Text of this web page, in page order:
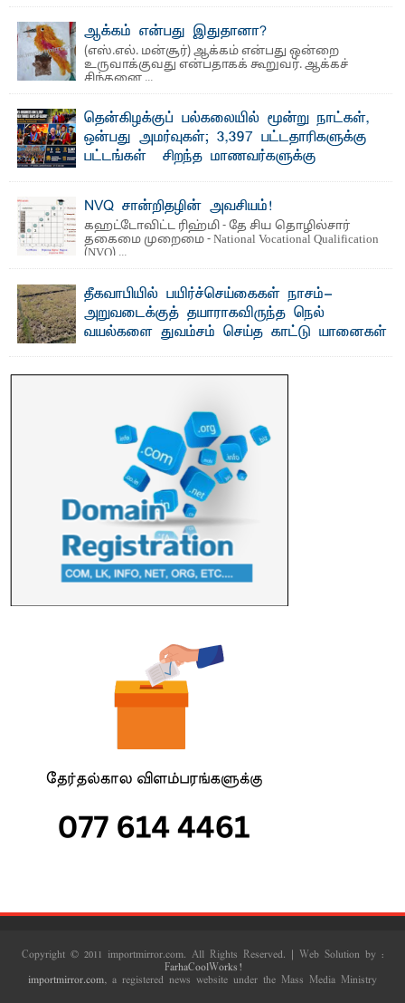
ஆக்கம் என்பது இதுதானா?
(எஸ்.எல். மன்சூர்) ஆக்கம் என்பது ஒன்றை
உருவாக்குவது என்பதாகக் கூறுவர். ஆக்கச்
சிந்தனை ...
தென்கிழக்குப் பல்கலையில் மூன்று நாட்கள்,
ஒன்பது அமர்வுகள்; 3,397 பட்டதாரிகளுக்கு
பட்டங்கள் – சிறந்த மாணவர்களுக்கு
மற்றும் சிறப்புப் பரிசுகள்
எம்.வை. அமீர்- ஒ லுவிலில் அமைந்துள்ள தென்கிழக்குப்
பல்கலைக்கழகத்தின் 18ஆவது பொதுப் பட்டமளிப்பு விழா ...
NVQ சான்றிதழின் அவசியம்!
கஹட்டோவிட்ட ரிஹ்மி - தே சிய தொழில்சார்
தகைமை முறைமை - National Vocational Qualification
(NVQ) ...
தீகவாபியில் பயிர்ச்செய்கைகள் நாசம்-
அறுவடைக்குத் தயாராகவிருந்த நெல்
வயல்களை துவம்சம் செய்த காட்டு யானைகள்
காணப்பட்ட பல ...
Copyright © 2011 importmirror.com. All Rights Reserved. | Web Solution by :
FarhaCoolWorks!
importmirror.com, a registered news website under the Mass Media Ministry